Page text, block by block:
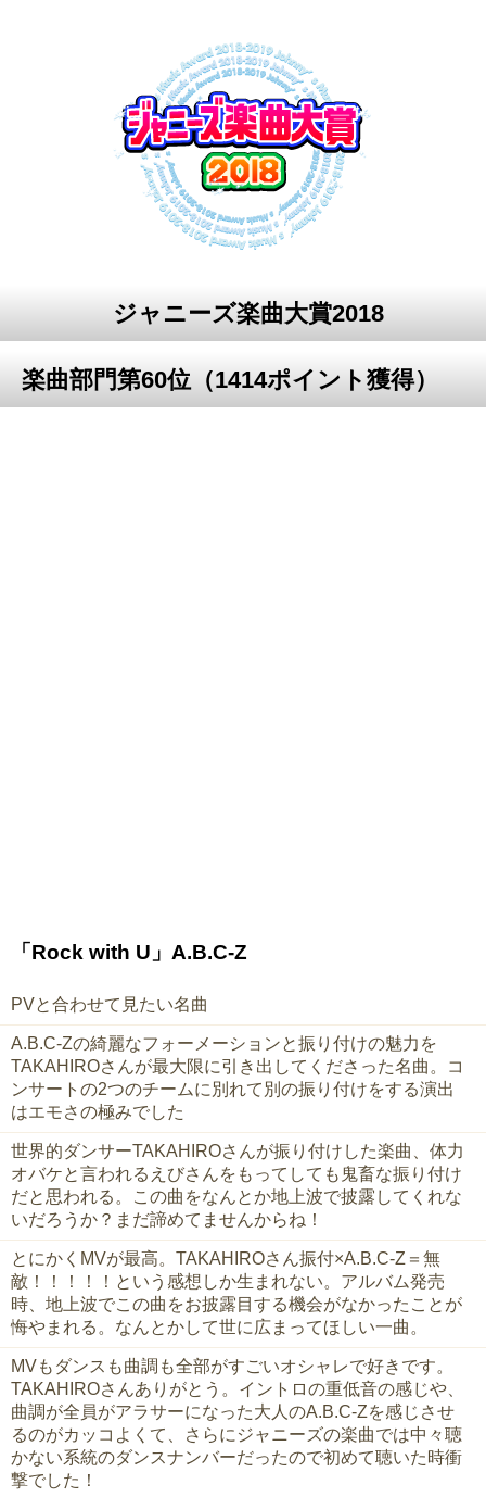
ジャニーズ楽曲大賞2018
楽曲部門第60位（1414ポイント獲得）
「Rock with U」A.B.C-Z
PVと合わせて見たい名曲
A.B.C-Zの綺麗なフォーメーションと振り付けの魅力を
TAKAHIROさんが最大限に引き出してくださった名曲。コ
ンサートの2つのチームに別れて別の振り付けをする演出
はエモさの極みでした
世界的ダンサーTAKAHIROさんが振り付けした楽曲、体力
オバケと言われるえびさんをもってしても鬼畜な振り付け
だと思われる。この曲をなんとか地上波で披露してくれな
いだろうか？まだ諦めてませんからね！
とにかくMVが最高。TAKAHIROさん振付×A.B.C-Z＝無
敵！！！！！という感想しか生まれない。アルバム発売
時、地上波でこの曲をお披露目する機会がなかったことが
悔やまれる。なんとかして世に広まってほしい一曲。
MVもダンスも曲調も全部がすごいオシャレで好きです。
TAKAHIROさんありがとう。イントロの重低音の感じや、
曲調が全員がアラサーになった大人のA.B.C-Zを感じさせ
るのがカッコよくて、さらにジャニーズの楽曲では中々聴
かない系統のダンスナンバーだったので初めて聴いた時衝
撃でした！